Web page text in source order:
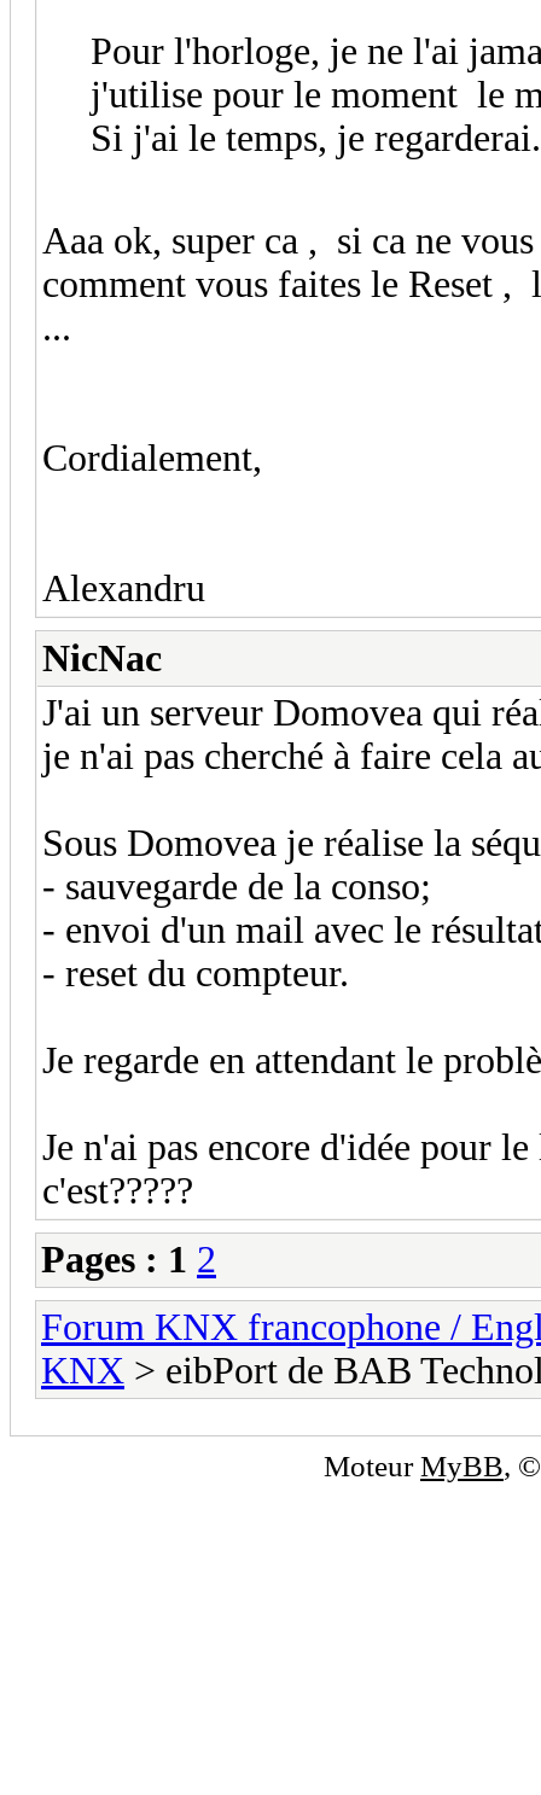
Pour l'horloge, je ne l'ai
j'utilise pour le moment le
Si j'ai le temps, je regarderai.
Aaa ok, super ca , si ca ne
comment vous faites le Reset
...
Cordialement,
Alexandru
NicNac
J'ai un serveur Domovea qui
je n'ai pas cherché à faire cela
Sous Domovea je réalise la
- sauvegarde de la conso;
- envoi d'un mail avec le
- reset du compteur.
Je regarde en attendant le
Je n'ai pas encore d'idée pour
c'est?????
Pages : 1 2
Forum KNX francophone /
KNX > eibPort de BAB
MoteurMyBB,